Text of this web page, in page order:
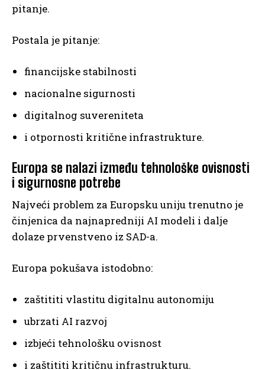
pitanje.
Postala je pitanje:
financijske stabilnosti
nacionalne sigurnosti
digitalnog suvereniteta
i otpornosti kritične infrastrukture.
Europa se nalazi između tehnološke ovisnosti
i sigurnosne potrebe
Najveći problem za Europsku uniju trenutno je
činjenica da najnapredniji AI modeli i dalje
dolaze prvenstveno iz SAD-a.
Europa pokušava istodobno:
zaštititi vlastitu digitalnu autonomiju
ubrzati AI razvoj
izbjeći tehnološku ovisnost
i zaštititi kritičnu infrastrukturu.